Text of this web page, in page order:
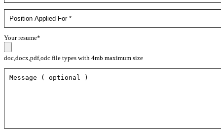
Your resume*
doc,docx,pdf,odc file types with 4mb maximum size